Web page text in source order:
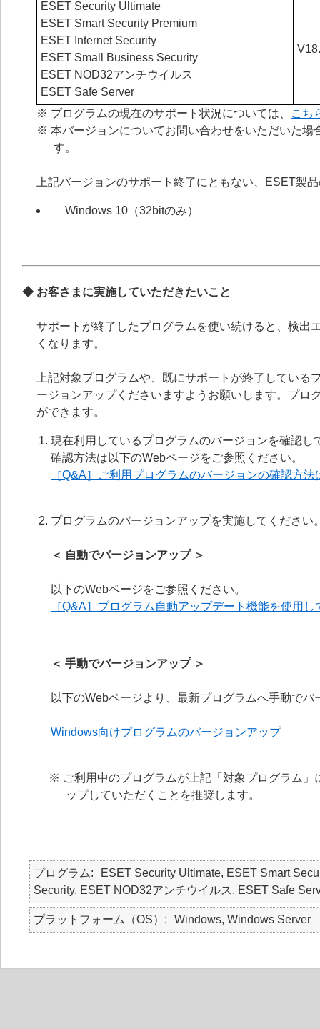
ESET Security Ultimate
ESET Smart Security Premium
ESET Internet Security
ESET Small Business Security
ESET NOD32アンチウイルス
ESET Safe Server
※ プログラムの現在のサポート状況については、
こち
※ 本バージョンについてお問い合わせをいただいた
す。
上記バージョンのサポート終了にともない、ESET製
Windows 10（32bitのみ）
◆ お客さまに実施していただきたいこと
サポートが終了したプログラムを使い続けると、検出
くなります。
上記対象プログラムや、既にサポートが終了してい
ージョンアップくださいますようお願いします。プロ
ができます。
現在利用しているプログラムのバージョンを確認し
確認方法は以下のWebページをご参照ください。
［Q&A］ご利用プログラムのバージョンの確認方法
プログラムのバージョンアップを実施してくださ
＜ 自動でバージョンアップ ＞
以下のWebページをご参照ください。
［Q&A］プログラム自動アップデート機能を使用
＜ 手動でバージョンアップ ＞
以下のWebページより、最新プログラムへ手動で
Windows向けプログラムのバージョンアップ
※ ご利用中のプログラムが上記「対象プログラム
ップしていただくことを推奨します。
プログラム
ESET Security Ultimate, ESET Smart
Security, ESET NOD32アンチウイルス, ESET Safe
プラットフォーム（OS） Windows, Windows Server